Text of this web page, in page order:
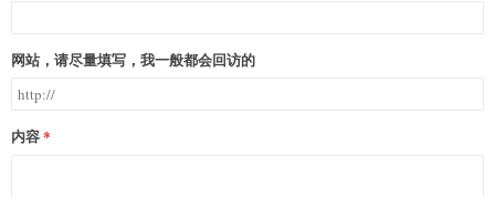
网站，请尽量填写，我一般都会回访的
内容